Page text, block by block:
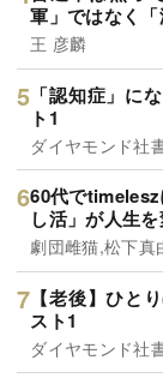
軍」ではなく
王 彦麟
「認知症」に
ト1
ダイヤモンド社
60代で
し活」が人生
劇団雌猫,松下真
【老後】ひと
スト1
ダイヤモンド社